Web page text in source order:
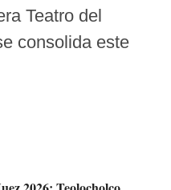
Teatro del
consolida este